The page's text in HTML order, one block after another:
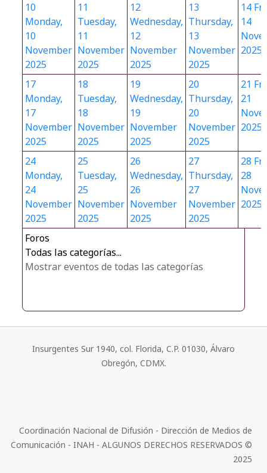
10
Monday,
10
November
2025
11
Tuesday,
11
November
2025
12
Wednesday,
12
November
2025
13
Thursday,
13
November
2025
14
14
2025
17
Monday,
17
November
2025
18
Tuesday,
18
November
2025
19
Wednesday,
19
November
2025
20
Thursday,
20
November
2025
21
21
2025
24
Monday,
24
November
2025
25
Tuesday,
25
November
2025
26
Wednesday,
26
November
2025
27
Thursday,
27
November
2025
28
28
2025
Foros
Todas las categorías...
Mostrar eventos de todas las categorías
Insurgentes Sur 1940, col. Florida, C.P. 01030, Álvaro
Obregón, CDMX.
Coordinación Nacional de Difusión - Dirección de Medios de
Comunicación - INAH - ALGUNOS DERECHOS RESERVADOS ©
2025